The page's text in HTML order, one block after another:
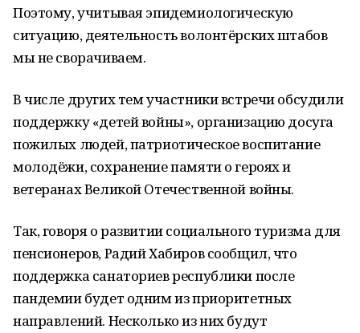
Поэтому, учитывая эпидемиологическую
ситуацию, деятельность волонтёрских штабов
мы не сворачиваем.
В числе других тем участники встречи обсудили
поддержку «детей войны», организацию досуга
пожилых людей, патриотическое воспитание
молодёжи, сохранение памяти о героях и
ветеранах Великой Отечественной войны.
Так, говоря о развитии социального туризма для
пенсионеров, Радий Хабиров сообщил, что
поддержка санаториев республики после
пандемии будет одним из приоритетных
направлений. Несколько из них будут